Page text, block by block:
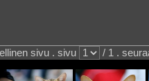
sivu . sivu / 1 .